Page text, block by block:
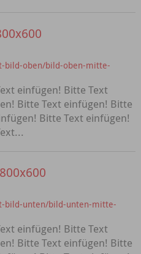
bild-oben/bild-oben-mitte-
einfügen! Bitte Text
Bitte Text einfügen! Bitte
Bitte Text einfügen!
bild-unten/bild-unten-mitte-
einfügen! Bitte Text
Bitte Text einfügen! Bitte